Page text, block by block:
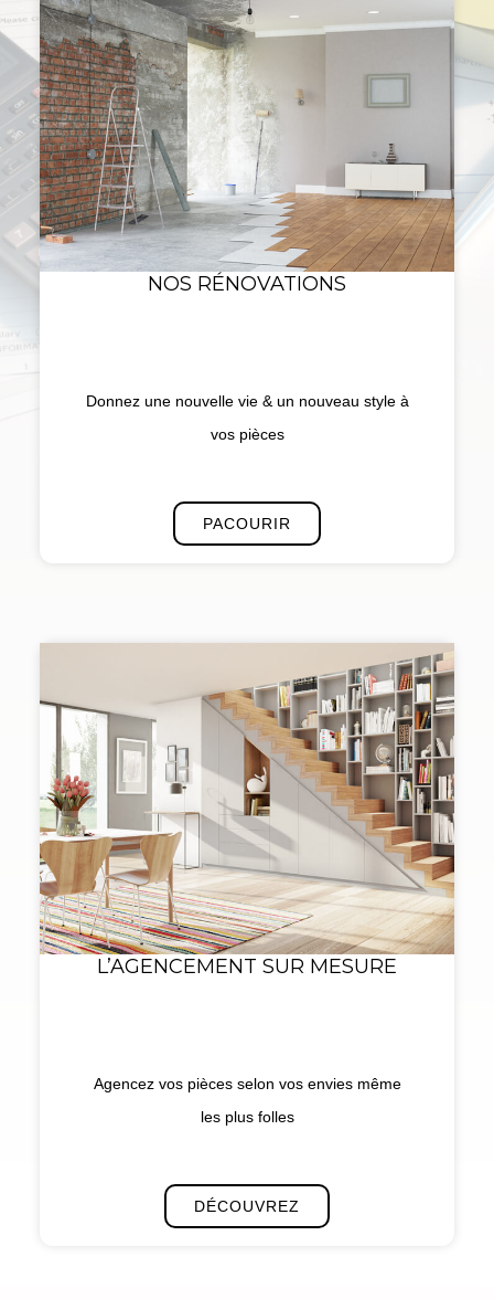
NOS RÉNOVATIONS
Donnez une nouvelle vie & un nouveau style à
vos pièces
PACOURIR
L’AGENCEMENT SUR MESURE
Agencez vos pièces selon vos envies même
les plus folles
DÉCOUVREZ